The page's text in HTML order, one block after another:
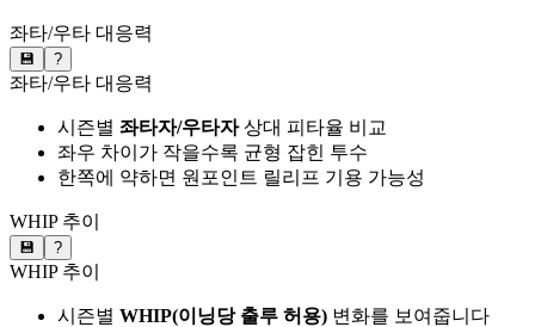
좌타/우타 대응력
💾 ?
좌타/우타 대응력
시즌별 좌타자/우타자상대 피타율 비교
좌우 차이가 작을수록 균형 잡힌 투수
한쪽에 약하면 원포인트 릴리프 기용 가능성
WHIP 추이
💾 ?
WHIP 추이
시즌별 WHIP(이닝당 출루 허용) 변화를 보여줍니다